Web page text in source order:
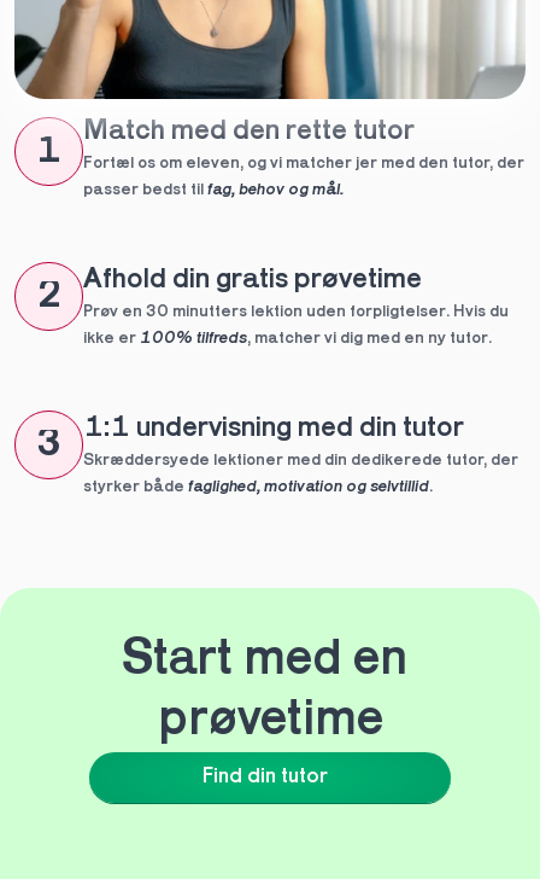
1
Match med den rette tutor
Fortæl os om eleven, og vi matcher jer med den tutor, der
passer bedst til fag, behov og mål.
2 Afhold din gratis prøvetime
Prøv en 30 minutters lektion uden forpligtelser. Hvis du
ikke er 100% tilfreds, matcher vi dig med en ny tutor.
3 1:1 undervisning med din tutor
Skræddersyede lektioner med din dedikerede tutor, der
styrker både faglighed, motivation og selvtillid.
Find din tutor
Start med en
prøvetime